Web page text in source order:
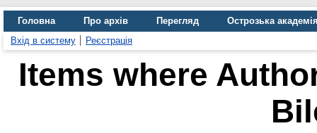
Головна Про архів Перегляд
Острозька
Вхід в систему
Реєстрація
Items where